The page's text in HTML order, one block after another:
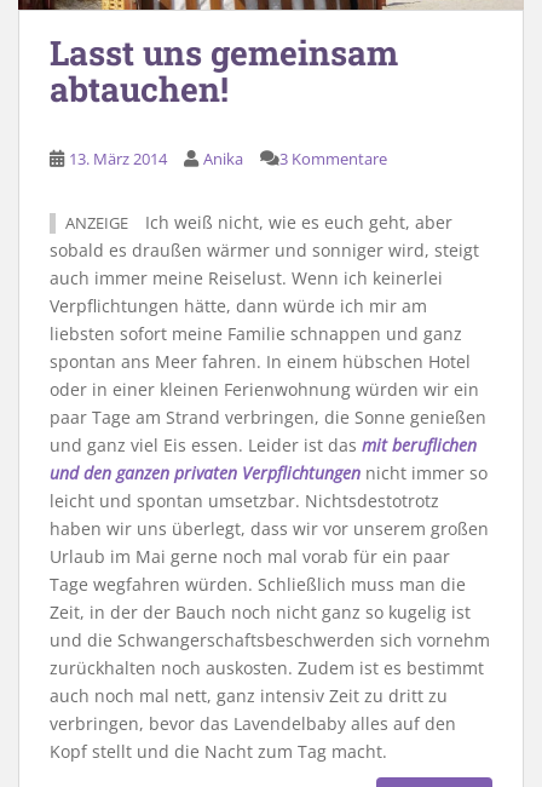
Lasst uns gemeinsam
abtauchen!
13. März 2014 Anika 3 Kommentare
ANZEIGE
Ich weiß nicht, wie es euch geht, aber
sobald es draußen wärmer und sonniger wird, steigt
auch immer meine Reiselust. Wenn ich keinerlei
Verpflichtungen hätte, dann würde ich mir am
liebsten sofort meine Familie schnappen und ganz
spontan ans Meer fahren. In einem hübschen Hotel
oder in einer kleinen Ferienwohnung würden wir ein
paar Tage am Strand verbringen, die Sonne genießen
und ganz viel Eis essen. Leider ist das mit beruflichen
und den ganzen privaten Verpflichtungen nicht immer so
leicht und spontan umsetzbar. Nichtsdestotrotz
haben wir uns überlegt, dass wir vor unserem großen
Urlaub im Mai gerne noch mal vorab für ein paar
Tage wegfahren würden. Schließlich muss man die
Zeit, in der der Bauch noch nicht ganz so kugelig ist
und die Schwangerschaftsbeschwerden sich vornehm
zurückhalten noch auskosten. Zudem ist es bestimmt
auch noch mal nett, ganz intensiv Zeit zu dritt zu
verbringen, bevor das Lavendelbaby alles auf den
Kopf stellt und die Nacht zum Tag macht.